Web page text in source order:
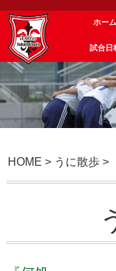
ホーム
試合日
HOME > うに散歩 >